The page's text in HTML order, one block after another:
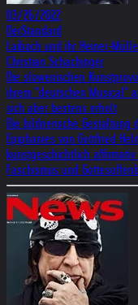
03/26/2022
DerStandard
Laibach und ihr Heiner-
Christian Schachinger
Die slowenischen
ihrem "deutschen Musical"
sich aber bestens erholt
Die bildnerische Gestaltung
Epiphanies von Gottfried
kunstgeschichtlich
Faschismus und